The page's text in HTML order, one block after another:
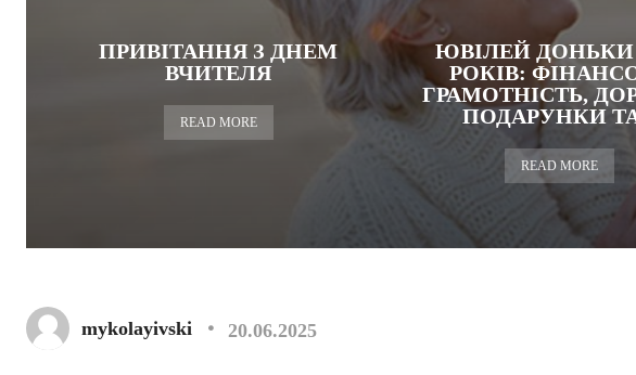
ПРИВІТАННЯ З ДНЕМ
ВЧИТЕЛЯ
READ MORE
ЮВІЛЕЙ ДОНЬКИ
РОКІВ:
ГРАМОТНІСТЬ,
ПОДАРУНКИ
READ MORE
mykolayivski 20.06.2025